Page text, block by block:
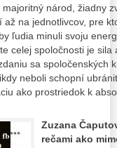
národ, žiadny
na jednotlivcov, pre
ľudia minuli svoju
celej spoločnosti je
sa spoločenských
neboli schopní
ako prostriedok k
Zuzana
rečami ako